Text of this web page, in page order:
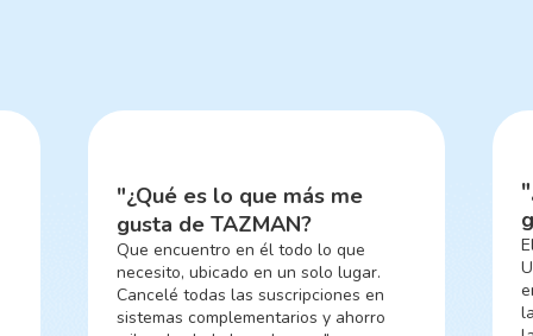
"¿Qué es lo que más me
gusta de TAZMAN?
El autorregistro.
Un alumno me llama, le envío un